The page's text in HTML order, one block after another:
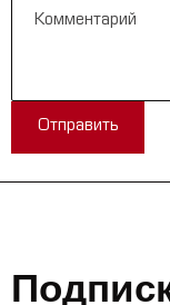
Отправить